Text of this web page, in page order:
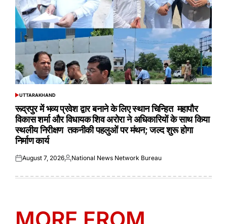
POSTED
UTTARAKHAND
रूद्रपुर में भव्य प्रवेश द्वार बनाने के लिए स्थान चिन्हित महापौर
विकास शर्मा और विधायक शिव अरोरा ने अधिकारियों के साथ किया
स्थलीय निरीक्षण तकनीकी पहलुओं पर मंथन; जल्द शुरू होगा
निर्माण कार्य
Posted
August 7, 2026Posted
National News Network Bureau